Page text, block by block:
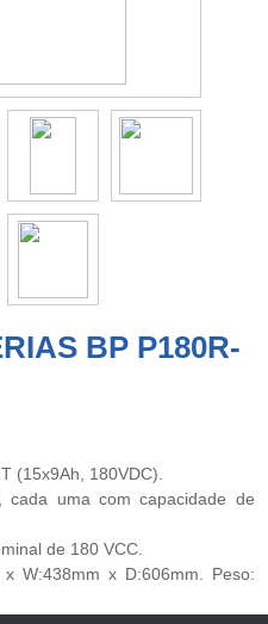
BP P180R-
(15x9Ah, 180VDC).
uma com capacidade de
de 180 VCC.
W:438mm x D:606mm. Peso: